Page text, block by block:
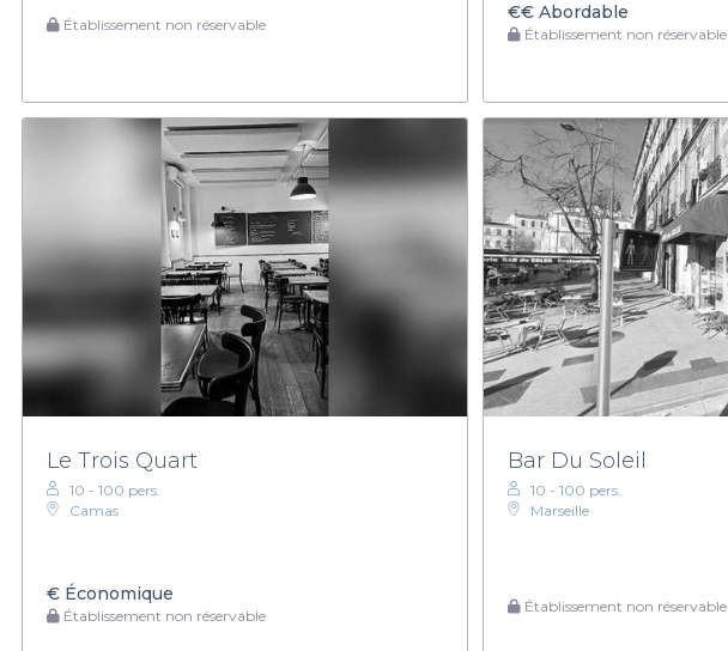
Établissement non réservable
€€Abordable
Établissement non réservable
Le Trois Quart
10 - 100 pers.
Camas
€ Économique
Établissement non réservable
Bar Du Soleil
10 - 100 pers.
Marseille
Établissement non réservable